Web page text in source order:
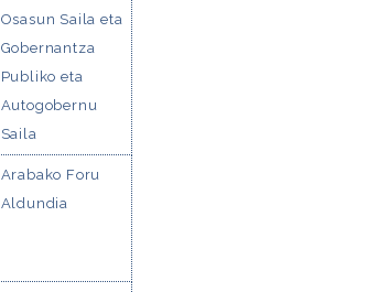
Osasun Saila eta
Gobernantza
Publiko eta
Autogobernu
Saila
Arabako Foru
Aldundia